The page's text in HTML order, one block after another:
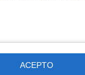
ACEPTO